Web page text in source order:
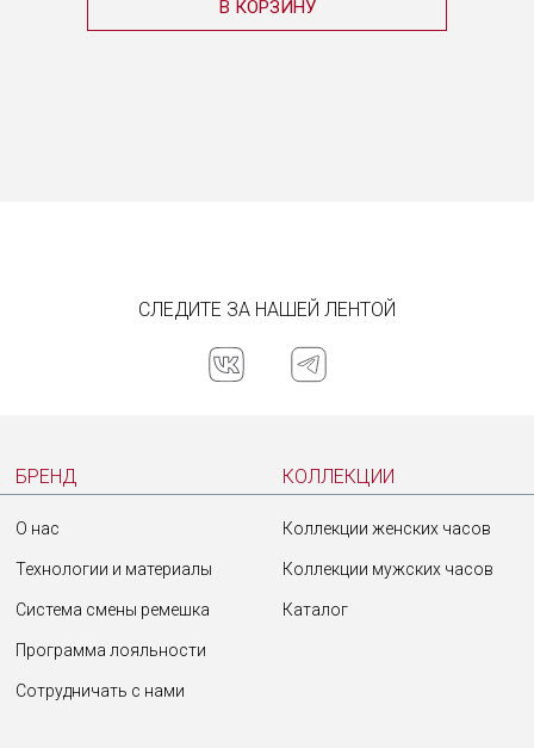
В КОРЗИНУ
СЛЕДИТЕ ЗА НАШЕЙ ЛЕНТОЙ
БРЕНД КОЛЛЕКЦИИ
О нас
Технологии и материалы
Система смены ремешка
Программа лояльности
Сотрудничать с нами
Коллекции женских часов
Коллекции мужских часов
Каталог